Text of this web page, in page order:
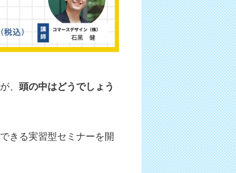
、 頭の中はどうでしょう
きる実習型セミナーを開